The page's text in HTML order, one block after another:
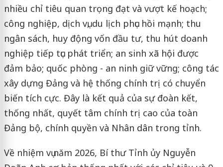
nhiều chỉ tiêu quan trọng đạt và vượt kế hoạch;
công nghiệp, dịch vụ, du lịch phục hồi mạnh; thu
ngân sách, huy động vốn đầu tư, thu hút doanh
nghiệp tiếp tục phát triển; an sinh xã hội được
đảm bảo; quốc phòng - an ninh giữ vững; công tác
xây dựng Đảng và hệ thống chính trị có chuyển
biến tích cực. Đây là kết quả của sự đoàn kết,
thống nhất, quyết tâm chính trị cao của toàn
Đảng bộ, chính quyền và Nhân dân trong tỉnh.
Về nhiệm vụ năm 2026, Bí thư Tỉnh ủy Nguyễn